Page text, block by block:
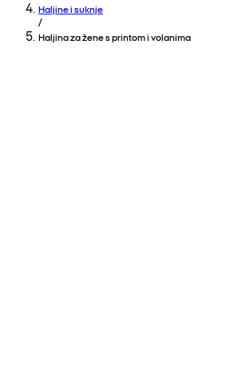
Haljine i suknje
/
Haljina za žene s printom i volanima